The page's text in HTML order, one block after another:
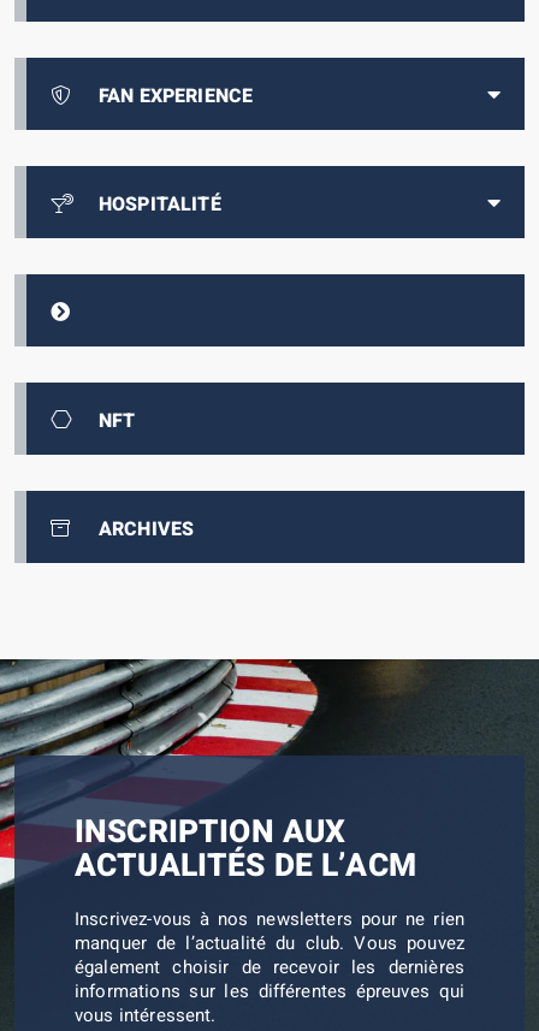
FAN EXPERIENCE
HOSPITALITÉ
NFT
ARCHIVES
INSCRIPTION AUX
ACTUALITÉS DE L’ACM
Inscrivez-vous à nos newsletters pour ne rien
manquer de l’actualité du club. Vous pouvez
également choisir de recevoir les dernières
informations sur les différentes épreuves qui
vous intéressent.